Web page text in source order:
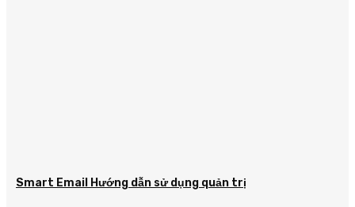
Smart Email Hướng dẫn sử dụng quản trị